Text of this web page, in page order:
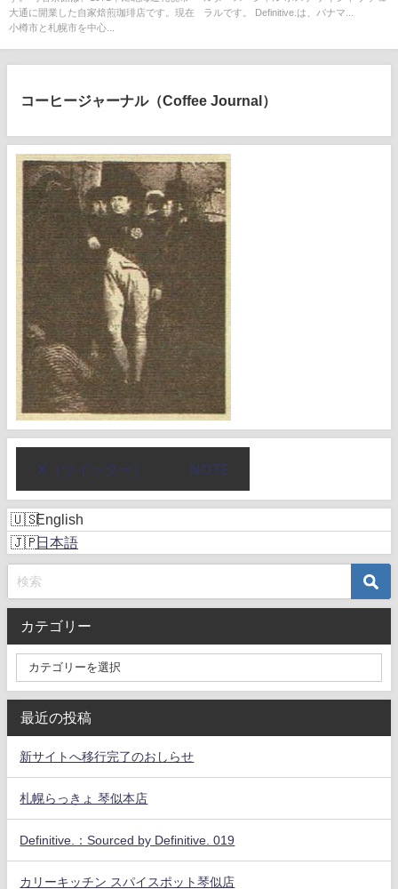
大通に開業した自家焙煎珈琲店です。現在
小樽市と札幌市を中心...
ラルです。 Definitive.は、パナマ...
コーヒージャーナル（Coffee Journal）
X（ツイッター） NOTE
English
日本語
カテゴリー
最近の投稿
新サイトへ移行完了のおしらせ
札幌らっきょ 琴似本店
Definitive.：Sourced by Definitive. 019
カリーキッチン スパイスポット琴似店